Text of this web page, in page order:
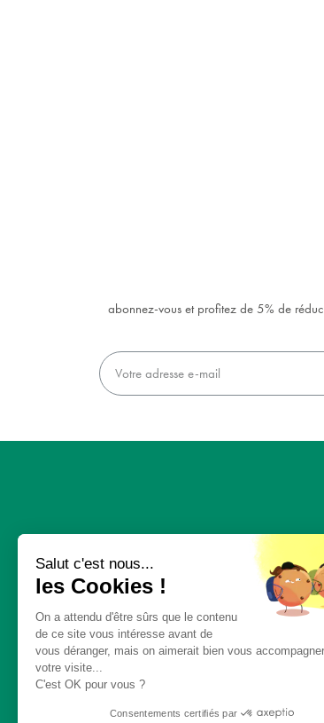
abonnez-vous et profitez de 5% de
« UNE ALIMENTATION
SAINE, UN
ENVIRONNEMENT
SAIN, POUR TOUS »
Salut c'est nous...
les Cookies !
On a attendu d'être sûrs que le contenu
de ce site vous intéresse avant de
vous déranger, mais on aimerait bien vous
votre visite...
C'est OK pour vous ?
Consentements certifiés par